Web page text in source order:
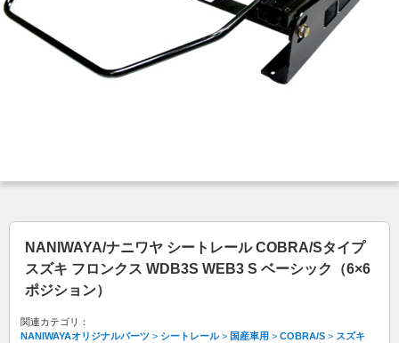
NANIWAYA/ナニワヤ シートレール COBRA/Sタイプ
スズキ フロンクス WDB3S WEB3 S ベーシック（6×6
ポジション）
関連カテゴリ：
NANIWAYAオリジナルパーツ > シートレール> 国産車用 > COBRA/S > スズキ